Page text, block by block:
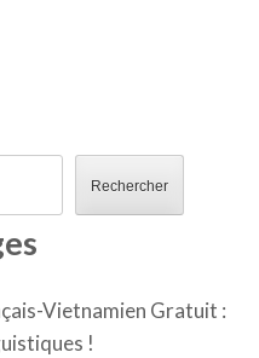
Rechercher
Vietnamien Gratuit :
!